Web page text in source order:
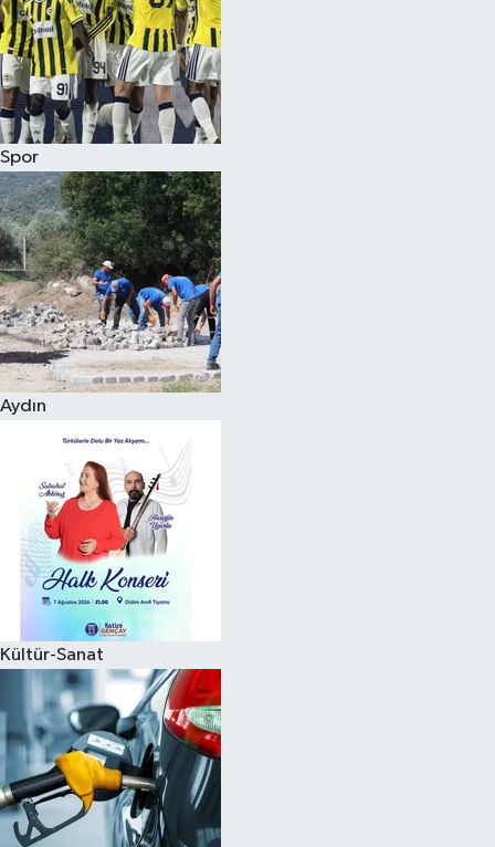
Spor
Aydın
Kültür-Sanat
Magazin